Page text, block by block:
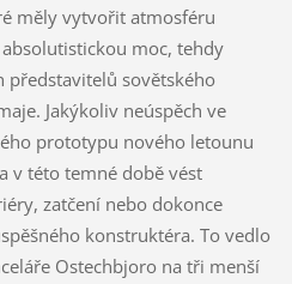
měly vytvořit atmosféru
moc, tehdy
představitelů sovětského
Jakýkoliv neúspěch ve
prototypu nového letounu
v této temné době vést
zatčení nebo dokonce
konstruktéra. To vedlo
Ostechbjoro na tři menší